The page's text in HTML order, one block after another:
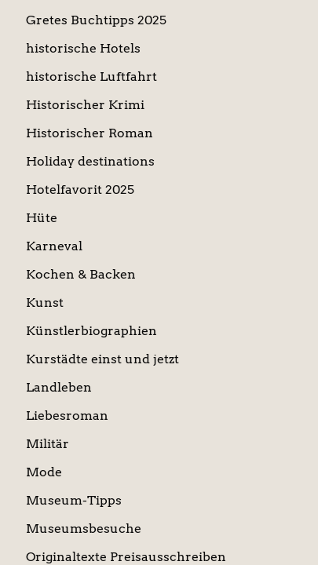
Gretes Buchtipps 2025
historische Hotels
historische Luftfahrt
Historischer Krimi
Historischer Roman
Holiday destinations
Hotelfavorit 2025
Hüte
Karneval
Kochen & Backen
Kunst
Künstlerbiographien
Kurstädte einst und jetzt
Landleben
Liebesroman
Militär
Mode
Museum-Tipps
Museumsbesuche
Originaltexte Preisausschreiben